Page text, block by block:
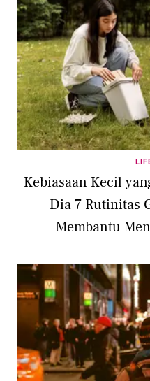
Kebiasaan Kecil
Dia 7 Rutinitas
Membantu